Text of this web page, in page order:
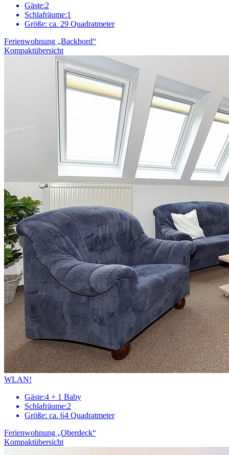
Gäste:2
Schlafräume:1
Größe: ca. 29 Quadratmeter
Ferienwohnung „Backbord“
Kompaktübersicht
WLAN!
Gäste:4 + 1 Baby
Schlafräume:2
Größe: ca. 64 Quadratmeter
Ferienwohnung „Oberdeck“
Kompaktübersicht